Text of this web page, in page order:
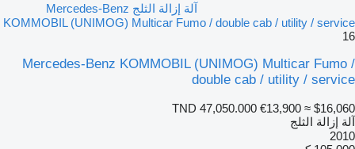
آلة إزالة الثلج Mercedes-Benz
KOMMOBIL (UNIMOG) Multicar Fumo / double cab / utility / service
16
Mercedes-Benz KOMMOBIL (UNIMOG) Multicar Fumo /
double cab / utility / service
TND 47,050.000 €13,900 ≈ $16,060
آلة إزالة الثلج
2010